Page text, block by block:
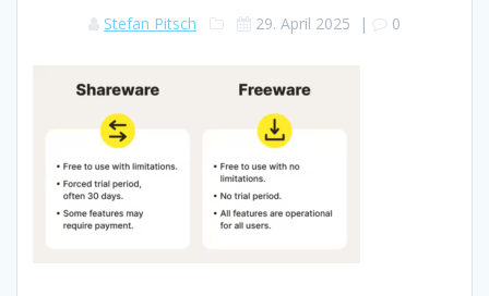
Stefan Pitsch 29. April 2025 | 0